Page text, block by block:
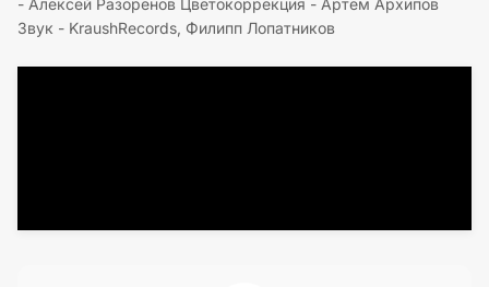
Звук - KraushRecords, Филипп Лопатников